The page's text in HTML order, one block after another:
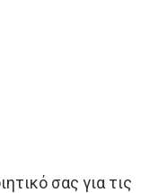
σας για τις